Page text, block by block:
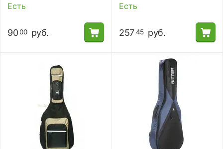
Есть
9000 руб.
Есть
257 45 руб.